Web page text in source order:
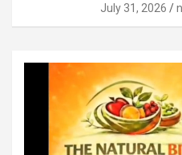
July 31, 2026